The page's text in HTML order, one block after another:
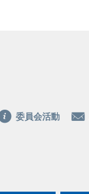
委員会活動